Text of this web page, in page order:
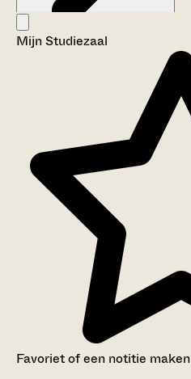
Aanwijzingen voor de gebruiker
Mijn Studiezaal
Favoriet of een notitie maken